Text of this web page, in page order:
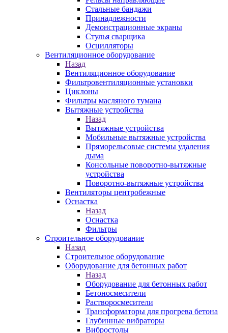
Стальные бандажи
Принадлежности
Демонстрационные экраны
Стулья сварщика
Осцилляторы
Вентиляционное оборудование
Назад
Вентиляционное оборудование
Фильтровентиляционные установки
Циклоны
Фильтры масляного тумана
Вытяжные устройства
Назад
Вытяжные устройства
Мобильные вытяжные устройства
Пряморельсовые системы удаления
дыма
Консольные поворотно-вытяжные
устройства
Поворотно-вытяжные устройства
Вентиляторы центробежные
Оснастка
Назад
Оснастка
Фильтры
Строительное оборудование
Назад
Строительное оборудование
Оборудование для бетонных работ
Назад
Оборудование для бетонных работ
Бетоносмесители
Растворосмесители
Трансформаторы для прогрева бетона
Глубинные вибраторы
Вибростолы